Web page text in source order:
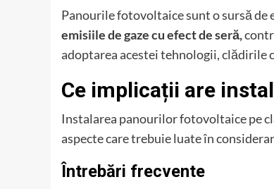
Panourile fotovoltaice sunt o sursă de
emisiile de gaze cu efect de seră,
adoptarea acestei tehnologii, clădirile
Ce implicații are
Instalarea panourilor fotovoltaice pe
aspecte care trebuie luate în
Întrebări frecvente